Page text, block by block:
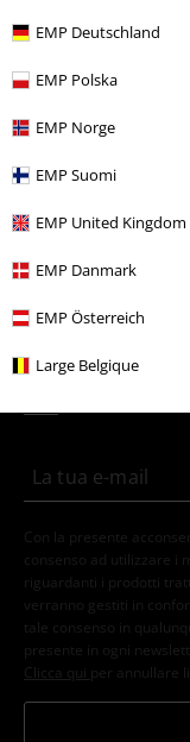
EMP Deutschland
EMP Polska
EMP Norge
EMP Suomi
EMP United Kingdom
EMP Danmark
EMP Österreich
Large Belgique
Offerte %
Offerte % Uomo
Offerte % Articoli
Novità Abbigliamento
Offerte % OUTLET
Newsletter
Con la presente
consenso ad utilizzare
riguardanti i prodotti
verranno gestiti in
tale consenso in
presente in ogni
Clicca qui per annullare